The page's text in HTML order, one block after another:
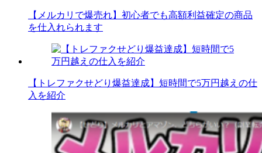
【メルカリで爆売れ】初心者でも高額利益確定の商品
を仕入れられます
【トレファクせどり爆益達成】短時間で5万円越えの仕
入を紹介